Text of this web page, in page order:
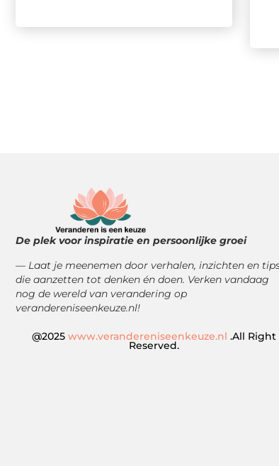
De plek voor inspiratie en persoonlijke groei
— Laat je meenemen door verhalen, inzichten en
die aanzetten tot denken én doen. Verken vandaag
nog de wereld van verandering op
verandereniseenkeuze.nl!
@2025 www.verandereniseenkeuze.nl .All Right
Reserved.